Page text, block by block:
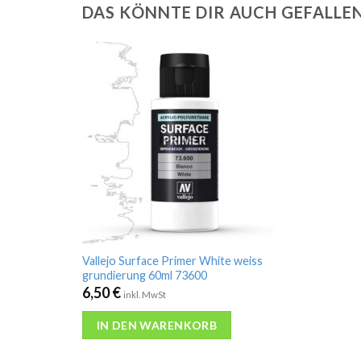
DAS KÖNNTE DIR AUCH
Vallejo Surface Primer White weiss
grundierung 60ml 73600
6,50€ inkl. MwSt
IN DEN WARENKORB